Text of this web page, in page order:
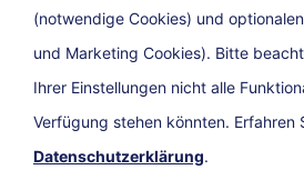
(notwendige Cookies) und
und Marketing Cookies). Bitte
Ihrer Einstellungen nicht alle
Verfügung stehen könnten. Erfahren
Datenschutzerklärung.